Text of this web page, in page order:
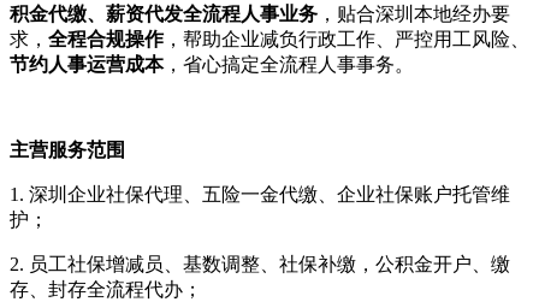
积金代缴、薪资代发全流程人事业务 ，贴合深圳本地经办要
求， 全程合规操作，帮助企业减负行政工作、严控用工风险、
节约人事运营成本，省心搞定全流程人事事务。
主营服务范围
1. 深圳企业社保代理、五险一金代缴、企业社保账户托管维
护；
2. 员工社保增减员、基数调整、社保补缴，公积金开户、缴
存、封存全流程代办；